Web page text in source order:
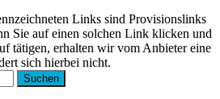
Links sind Provisionslinks
Sie auf einen solchen Link klicken und
tätigen, erhalten wir vom Anbieter eine
sich hierbei nicht.